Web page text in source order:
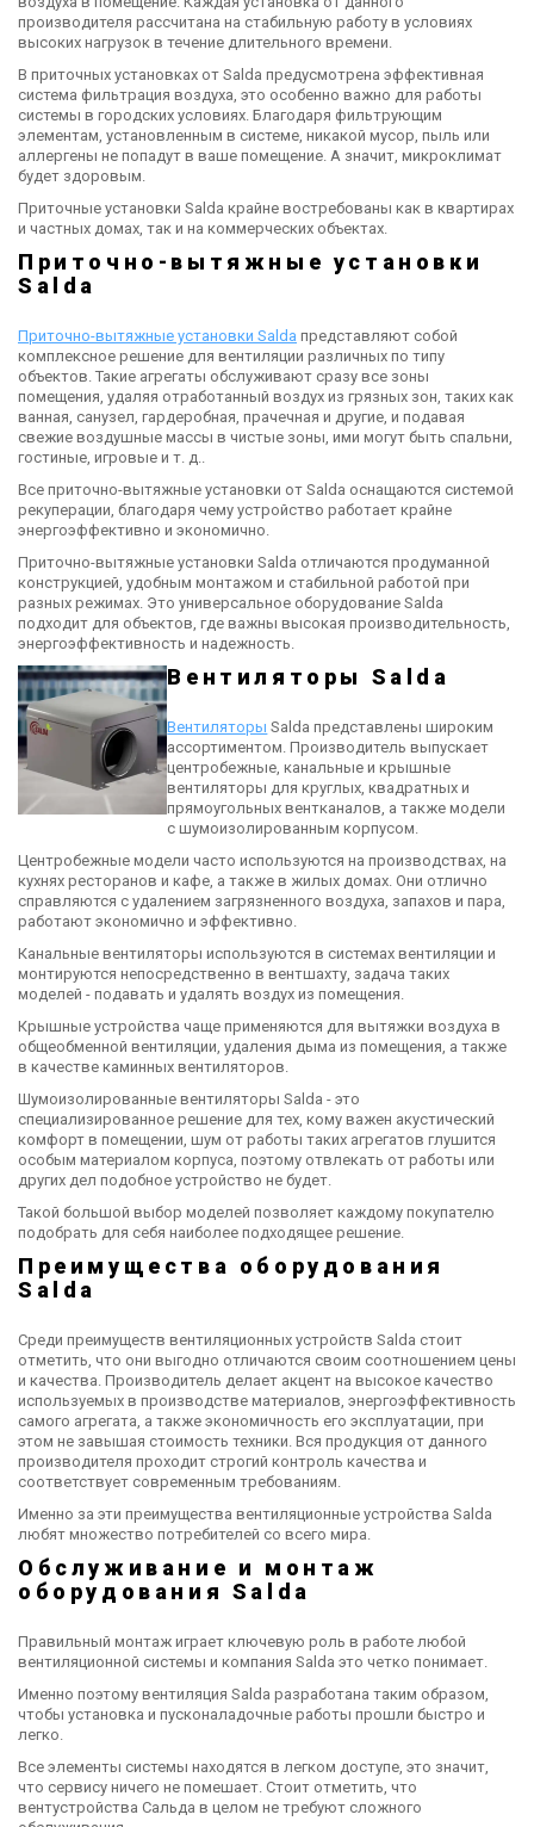
производителя рассчитана на стабильную работу в условиях
высоких нагрузок в течение длительного времени.
В приточных установках от Salda предусмотрена эффективная
система фильтрация воздуха, это особенно важно для работы
системы в городских условиях. Благодаря фильтрующим
элементам, установленным в системе, никакой мусор, пыль или
аллергены не попадут в ваше помещение. А значит, микроклимат
будет здоровым.
Приточные установки Salda крайне востребованы как в квартирах
и частных домах, так и на коммерческих объектах.
Приточно-вытяжные установки
Salda
Приточно-вытяжные установки Salda представляют собой
комплексное решение для вентиляции различных по типу
объектов. Такие агрегаты обслуживают сразу все зоны
помещения, удаляя отработанный воздух из грязных зон, таких как
ванная, санузел, гардеробная, прачечная и другие, и подавая
свежие воздушные массы в чистые зоны, ими могут быть спальни,
гостиные, игровые и т. д..
Все приточно-вытяжные установки от Salda оснащаются системой
рекуперации, благодаря чему устройство работает крайне
энергоэффективно и экономично.
Приточно-вытяжные установки Salda отличаются продуманной
конструкцией, удобным монтажом и стабильной работой при
разных режимах. Это универсальное оборудование Salda
подходит для объектов, где важны высокая производительность,
энергоэффективность и надежность.
Вентиляторы Salda
Вентиляторы Salda представлены широким
ассортиментом. Производитель выпускает
центробежные, канальные и крышные
вентиляторы для круглых, квадратных и
прямоугольных вентканалов, а также модели
с шумоизолированным корпусом.
Центробежные модели часто используются на производствах, на
кухнях ресторанов и кафе, а также в жилых домах. Они отлично
справляются с удалением загрязненного воздуха, запахов и пара,
работают экономично и эффективно.
Канальные вентиляторы используются в системах вентиляции и
монтируются непосредственно в вентшахту, задача таких
моделей - подавать и удалять воздух из помещения.
Крышные устройства чаще применяются для вытяжки воздуха в
общеобменной вентиляции, удаления дыма из помещения, а также
в качестве каминных вентиляторов.
Шумоизолированные вентиляторы Salda - это
специализированное решение для тех, кому важен акустический
комфорт в помещении, шум от работы таких агрегатов глушится
особым материалом корпуса, поэтому отвлекать от работы или
других дел подобное устройство не будет.
Такой большой выбор моделей позволяет каждому покупателю
подобрать для себя наиболее подходящее решение.
Преимущества оборудования
Salda
Среди преимуществ вентиляционных устройств Salda стоит
отметить, что они выгодно отличаются своим соотношением цены
и качества. Производитель делает акцент на высокое качество
используемых в производстве материалов, энергоэффективность
самого агрегата, а также экономичность его эксплуатации, при
этом не завышая стоимость техники. Вся продукция от данного
производителя проходит строгий контроль качества и
соответствует современным требованиям.
Именно за эти преимущества вентиляционные устройства Salda
любят множество потребителей со всего мира.
Обслуживание и монтаж
оборудования Salda
Правильный монтаж играет ключевую роль в работе любой
вентиляционной системы и компания Salda это четко понимает.
Именно поэтому вентиляция Salda разработана таким образом,
чтобы установка и пусконаладочные работы прошли быстро и
легко.
Все элементы системы находятся в легком доступе, это значит,
что сервису ничего не помешает. Стоит отметить, что
вентустройства Сальда в целом не требуют сложного